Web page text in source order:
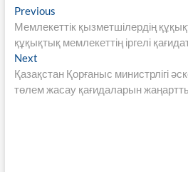
b
o
o
k
er
s
A
p
p
gr
a
m
Навигация
по
записям
PreviousPrevious
post:
Мемлекеттік қызметшілердің
құқықтық мемлекеттің іргелі
NextNext
post:
Қазақстан Қорғаныс министрлігі
төлем жасау қағидаларын